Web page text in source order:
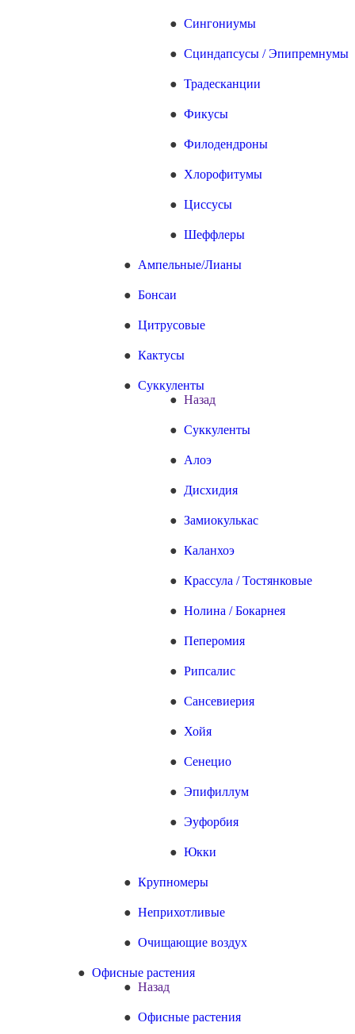
Сингониумы
Сциндапсусы / Эпипремнумы
Традесканции
Фикусы
Филодендроны
Хлорофитумы
Циссусы
Шеффлеры
Ампельные/Лианы
Бонсаи
Цитрусовые
Кактусы
Суккуленты
Назад
Суккуленты
Алоэ
Дисхидия
Замиокулькас
Каланхоэ
Крассула / Тостянковые
Нолина / Бокарнея
Пеперомия
Рипсалис
Сансевиерия
Хойя
Сенецио
Эпифиллум
Эуфорбия
Юкки
Крупномеры
Неприхотливые
Очищающие воздух
Офисные растения
Назад
Офисные растения